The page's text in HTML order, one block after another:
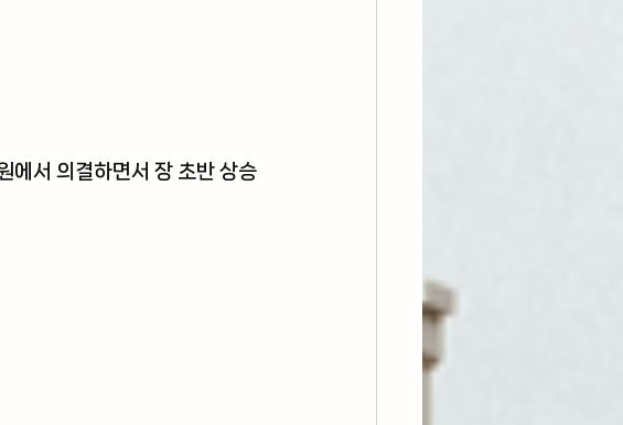
에서 의결하면서 장 초반 상승